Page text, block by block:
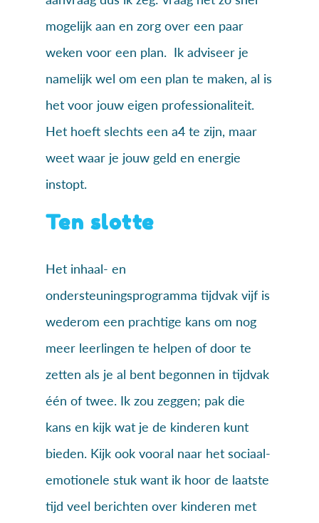
mogelijk aan en zorg over een paar
weken voor een plan. Ik adviseer je
namelijk wel om een plan te maken, al is
het voor jouw eigen professionaliteit.
Het hoeft slechts een a4 te zijn, maar
weet waar je jouw geld en energie
instopt.
Ten slotte
Het inhaal- en
ondersteuningsprogramma tijdvak vijf is
wederom een prachtige kans om nog
meer leerlingen te helpen of door te
zetten als je al bent begonnen in tijdvak
één of twee. Ik zou zeggen; pak die
kans en kijk wat je de kinderen kunt
bieden. Kijk ook vooral naar het sociaal-
emotionele stuk want ik hoor de laatste
tijd veel berichten over kinderen met